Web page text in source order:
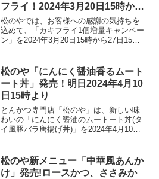
フライ！2024年3月20日15時から
27日15時まで
松のやでは、お客様への感謝の気持ちを
込めて、「カキフライ1個増量キャンペー
ン」を2024年3月20日15時から27日15時
のカキフライが1個増量されます。ただ
し、カキフ...
松のや「にんにく醤油香るムート
ート丼」発売！明日2024年4月10
日15時より
とんかつ専門店「松のや」は、新しい味
わいの「にんにく醤油のムートート丼(タ
イ風豚バラ唐揚げ丼)」を2024年4月10日
ューの特徴特製揉みダレ: 醤油ベースの特
製揉...
松のや新メニュー「中華風あんか
け」発売!ロースかつ、ささみか